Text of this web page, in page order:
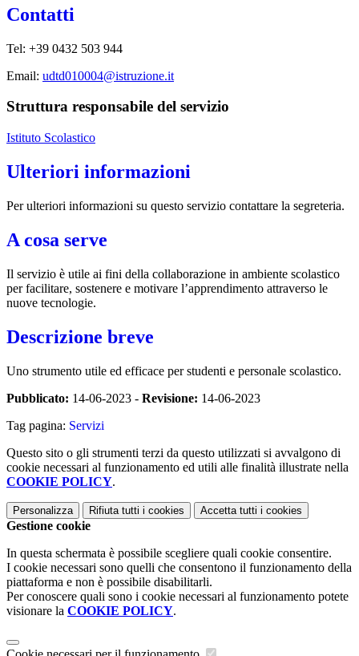
Contatti
Tel: +39 0432 503 944
Email: udtd010004@istruzione.it
Struttura responsabile del servizio
Istituto Scolastico
Ulteriori informazioni
Per ulteriori informazioni su questo servizio contattare la segreteria.
A cosa serve
Il servizio è utile ai fini della collaborazione in ambiente scolastico
per facilitare, sostenere e motivare l’apprendimento attraverso le
nuove tecnologie.
Descrizione breve
Uno strumento utile ed efficace per studenti e personale scolastico.
Pubblicato: 14-06-2023 - Revisione: 14-06-2023
Tag pagina: Servizi
Questo sito o gli strumenti terzi da questo utilizzati si avvalgono di
cookie necessari al funzionamento ed utili alle finalità illustrate nella
COOKIE POLICY.
Personalizza Rifiuta tutti i cookies Accetta tutti i cookies
Gestione cookie
In questa schermata è possibile scegliere quali cookie consentire.
I cookie necessari sono quelli che consentono il funzionamento della
piattaforma e non è possibile disabilitarli.
Per conoscere quali sono i cookie necessari al funzionamento potete
visionare la COOKIE POLICY.